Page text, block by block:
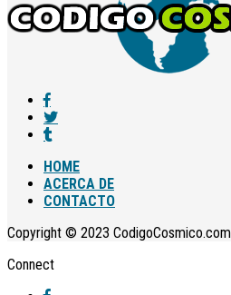
HOME
ACERCA DE
CONTACTO
Copyright © 2023 CodigoCosmico.com
Connect